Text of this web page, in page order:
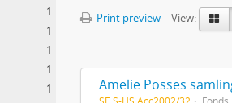
1
1
1
1
1
Print preview
View:
Amelie Posses
SE S-HS Acc2002/32 Fonds